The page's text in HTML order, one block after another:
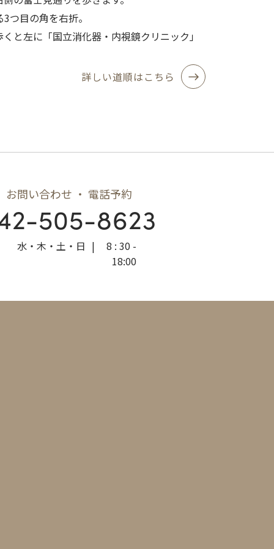
つ目の角を右折。
と左に「国立消化器・内視鏡クリニック」
詳しい道順はこちら
お問い合わせ ・ 電話予約
505-8623
水・木・土・日 |
8 : 30 -
18:00